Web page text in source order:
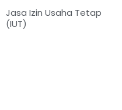
Jasa Izin Usaha Tetap
(IUT)